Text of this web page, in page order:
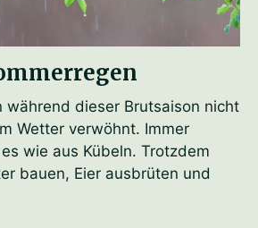
während dieser Brutsaison nicht
Wetter verwöhnt. Immer
wie aus Kübeln. Trotzdem
bauen, Eier ausbrüten und